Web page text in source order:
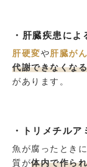
・肝臓疾患によ
肝硬変や肝臓がん
代謝できなくなる
があります。
・トリメチル
魚が腐ったとき
質が体内で作ら